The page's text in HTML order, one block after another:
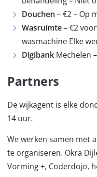
Douchen – €2 – Op
Wasruimte– €2
wasmachine Elke
Digibank Mechelen
Partners
De wijkagent is elke
14 uur.
We werken samen met
te organiseren. Okra
Vorming +, Coderdojo,